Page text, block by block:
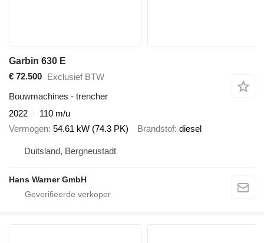
Garbin 630 E
€ 72.500 Exclusief BTW
Bouwmachines - trencher
2022
110 m/u
Vermogen 54.61 kW (74.3 PK) Brandstof diesel
Duitsland, Bergneustadt
Hans Warner GmbH